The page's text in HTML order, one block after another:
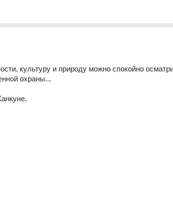
культуру и природу можно спокойно
охраны...